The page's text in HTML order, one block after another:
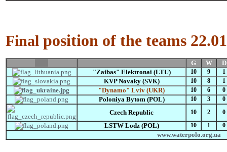
Final position of the teams
G W
D
"Zaibas" Elektronai (LTU)
10 9 1
KVP Novaky (SVK) 10 8 1
"Dynamo" Lviv (UKR) 10 6 0
Poloniya Bytom (POL) 10 3 0
Czech Republic 10 2 0
LSTW Lodz (POL) 10 1 0
www.waterpolo.org.ua